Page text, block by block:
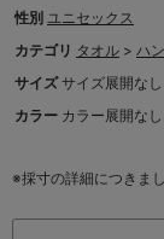
性別 ユニセックス
カテゴリ タオル > ハ
サイズ サイズ展開なし
カラー カラー展開なし
※採寸の詳細につきまし